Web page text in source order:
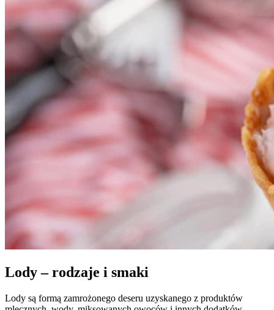
Lody – rodzaje i smaki
Lody są formą zamrożonego deseru uzyskanego z produktów